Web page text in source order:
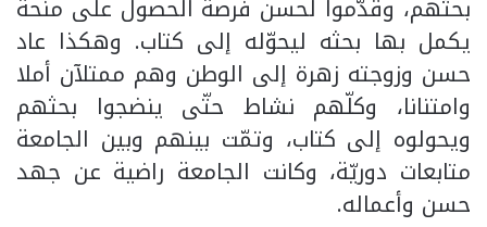
بحثهم، وقدّموا لحسن فرصة الحصول على منحة
يكمل بها بحثه ليحوّله إلى كتاب. وهكذا عاد
حسن وزوجته زهرة إلى الوطن وهم ممتلآن أملا
وامتنانا، وكلّهم نشاط حتّى ينضجوا بحثهم
ويحولوه إلى كتاب، وتمّت بينهم وبين الجامعة
متابعات دوريّة، وكانت الجامعة راضية عن جهد
حسن وأعماله.